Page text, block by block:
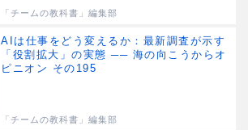
「チームの教科書」編集部
AIは仕事をどう変えるか：最新調査が示す
「役割拡大」の実態 ── 海の向こうからオ
ピニオン その195
「チームの教科書」編集部